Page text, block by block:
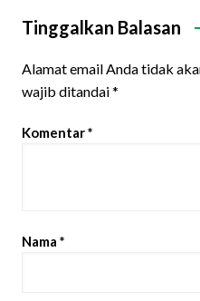
Tinggalkan Balasan
Alamat email Anda tidak
wajib ditandai*
Komentar*
Nama *